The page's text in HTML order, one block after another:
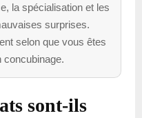
la spécialisation et les
surprises.
selon que vous êtes
concubinage.
sont-ils